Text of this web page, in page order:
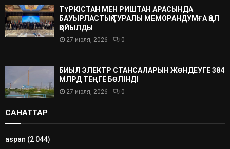
ТҮРКІСТАН МЕН РИШТАН АРАСЫНДА
БАУЫРЛАСТЫҚ ТУРАЛЫ МЕМОРАНДУМҒА ҚОЛ
ҚОЙЫЛДЫ
27 июля, 2026 0
БИЫЛ ЭЛЕКТР СТАНСАЛАРЫН ЖӨНДЕУГЕ 384
МЛРД ТЕҢГЕ БӨЛІНДІ
27 июля, 2026 0
САНАТТАР
aspan (2 044)